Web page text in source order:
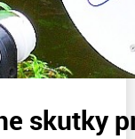
skutky